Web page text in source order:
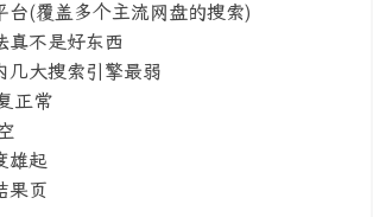
台(覆盖多个主流网盘的搜索)
真不是好东西
几大搜索引擎最弱
正常
雄起
果页